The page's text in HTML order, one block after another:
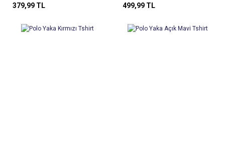
379,99 TL 499,99 TL